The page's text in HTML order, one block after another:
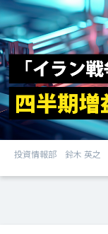
投資情報部 鈴木 英之